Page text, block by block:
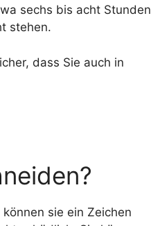
sechs bis acht Stunden
stehen.
dass Sie auch in
sie ein Zeichen